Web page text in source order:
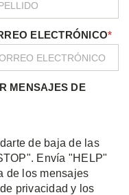
ELECTRÓNICO*
MENSAJES DE
de baja de las
Envía "HELP"
de los mensajes
privacidad y los